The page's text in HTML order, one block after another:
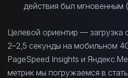
действия был мгновенным
Целевой ориентир — загрузка
2–2,5 секунды на мобильном
PageSpeed Insights и
метрик мы погружаемся в